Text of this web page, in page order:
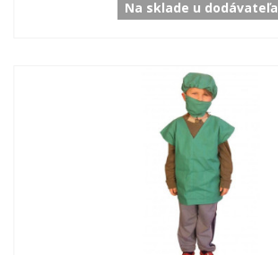
Na sklade u dodávateľa